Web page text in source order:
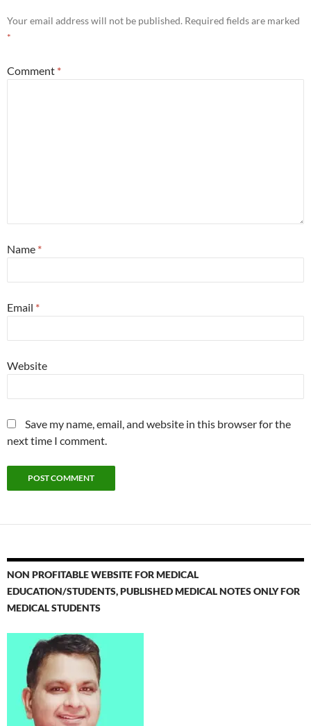
Your email address will not be published. Required fields are marked
*
Comment *
Name *
Email *
Website
Save my name, email, and website in this browser for the
next time I comment.
NON PROFITABLE WEBSITE FOR MEDICAL
EDUCATION/STUDENTS, PUBLISHED MEDICAL NOTES ONLY FOR
MEDICAL STUDENTS